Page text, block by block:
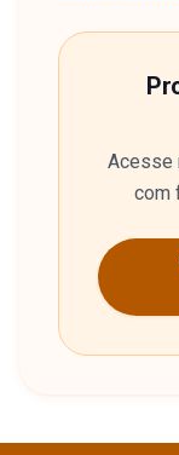
Acesse
com